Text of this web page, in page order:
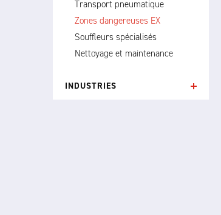
Transport pneumatique
Zones dangereuses EX
Souffleurs spécialisés
Nettoyage et maintenance
INDUSTRIES